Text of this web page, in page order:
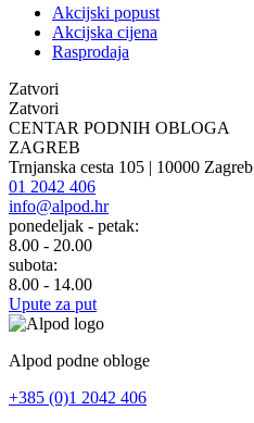
Akcijski popust
Akcijska cijena
Rasprodaja
Zatvori
Zatvori
CENTAR PODNIH OBLOGA
ZAGREB
Trnjanska cesta 105 | 10000 Zagreb
01 2042 406
info@alpod.hr
ponedeljak - petak:
8.00 - 20.00
subota:
8.00 - 14.00
Upute za put
Alpod podne obloge
+385 (0)1 2042 406